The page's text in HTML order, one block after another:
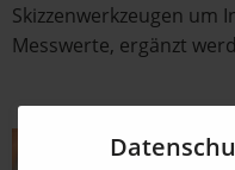
Skizzenwerkzeugen um
Messwerte, ergänzt